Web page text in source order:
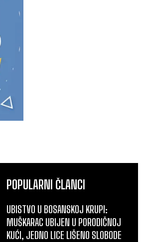
POPULARNI ČLANCI
UBISTVO U BOSANSKOJ KRUPI:
MUŠKARAC UBIJEN U PORODIČNOJ
KUĆI, JEDNO LICE LIŠENO SLOBODE